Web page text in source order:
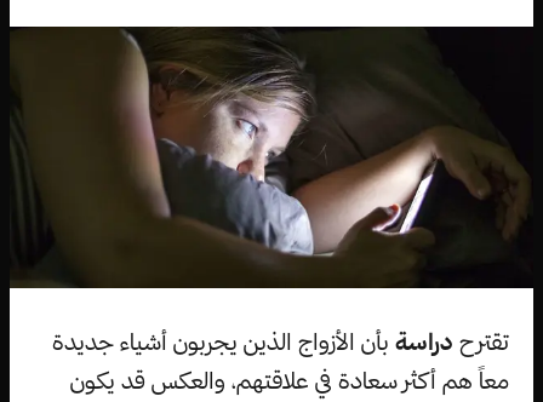
تقترح دراسة بأن الأزواج الذين يجربون أشياء جديدة
معاً هم أكثر سعادة في علاقتهم، والعكس قد يكون